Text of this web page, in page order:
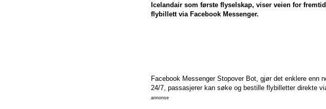
Icelandair som første flyselskap, viser veien for
flybillett via Facebook Messenger.
Facebook Messenger Stopover Bot, gjør det enklere enn
24/7, passasjerer kan søke og bestille flybilletter direkte
annonse